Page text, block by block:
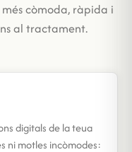
còmoda, ràpida i
al tractament.
digitals de la teua
ni motles incòmodes: